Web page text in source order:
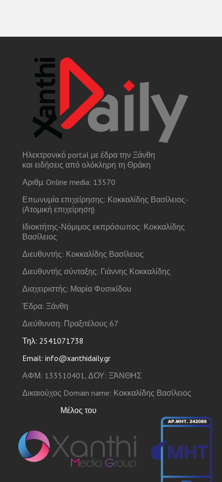
Ηλεκτρονικό portal με έδρα την Ξάνθη
και ειδήσεις από ολόκληρη τη Θράκη
Αριθμ. Online media: 13570
Επωνυμία επιχείρησης: Κοκκαλίδης Βασίλειος-
(Ατομική επιχείρηση)
Ιδιοκτήτης-Νόμιμος εκπρόσωπος: Κοκκαλίδης
Βασίλειος
Διευθυντής: Κοκκαλίδης Βασίλειος
Διευθυντής σύνταξης: Γιάννης Κοκκαλίδης
Διαχειριστής: Μαρία Φυσικίδου
Έδρα: Ξάνθη
Διεύθυνση: Πραξιτέλους 67
Τηλ: 2541071738
Email: info@xanthidaily.gr
ΑΦΜ: 133510401, ΔΟΥ: ΞΆΝΘΗΣ
Δικαιούχος Domain name: Κοκκαλίδης Βασίλειος
Μέλος του